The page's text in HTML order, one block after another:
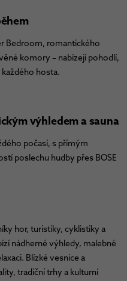
Bedroom, romantického
komory – nabízejí pohodlí,
hosta.
výhledem a sauna
počasí, s přímým
poslechu hudby přes BOSE
hor, turistiky, cyklistiky a
nádherné výhledy, malebné
Blízké vesnice a
tradiční trhy a kulturní